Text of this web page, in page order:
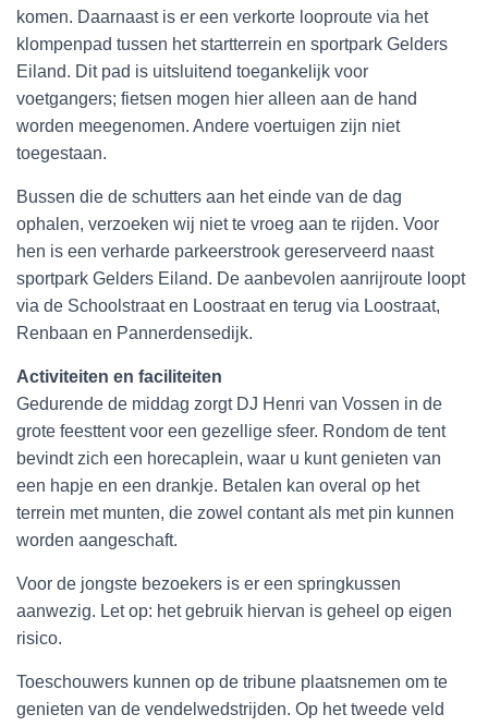
komen. Daarnaast is er een verkorte looproute via het
klompenpad tussen het startterrein en sportpark Gelders
Eiland. Dit pad is uitsluitend toegankelijk voor
voetgangers; fietsen mogen hier alleen aan de hand
worden meegenomen. Andere voertuigen zijn niet
toegestaan.
Bussen die de schutters aan het einde van de dag
ophalen, verzoeken wij niet te vroeg aan te rijden. Voor
hen is een verharde parkeerstrook gereserveerd naast
sportpark Gelders Eiland. De aanbevolen aanrijroute loopt
via de Schoolstraat en Loostraat en terug via Loostraat,
Renbaan en Pannerdensedijk.
Activiteiten en faciliteiten
Gedurende de middag zorgt DJ Henri van Vossen in de
grote feesttent voor een gezellige sfeer. Rondom de tent
bevindt zich een horecaplein, waar u kunt genieten van
een hapje en een drankje. Betalen kan overal op het
terrein met munten, die zowel contant als met pin kunnen
worden aangeschaft.
Voor de jongste bezoekers is er een springkussen
aanwezig. Let op: het gebruik hiervan is geheel op eigen
risico.
Toeschouwers kunnen op de tribune plaatsnemen om te
genieten van de vendelwedstrijden. Op het tweede veld